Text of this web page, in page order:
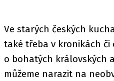
Ve starých českých
také třeba v kronikách či
o bohatých královských
můžeme narazit na